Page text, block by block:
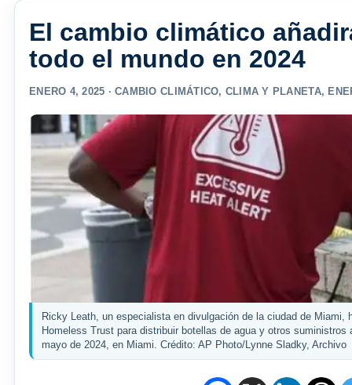
El cambio climático
todo el mundo en 2024
ENERO 4, 2025 ·CAMBIO CLIMÁTICO, CLIMA Y PLANETA,
Ricky Leath, un especialista en divulgación de la ciudad de
Homeless Trust para distribuir botellas de agua y otros
mayo de 2024, en Miami. Crédito: AP Photo/Lynne Sladky, Archivo